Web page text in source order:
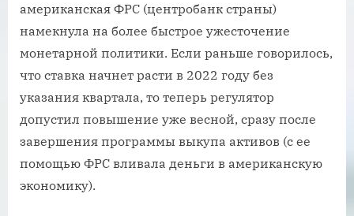
американская ФРС (центробанк страны)
намекнула на более быстрое ужесточение
монетарной политики. Если раньше говорилось,
что ставка начнет расти в 2022 году без
указания квартала, то теперь регулятор
допустил повышение уже весной, сразу после
завершения программы выкупа активов (с ее
помощью ФРС вливала деньги в американскую
экономику).